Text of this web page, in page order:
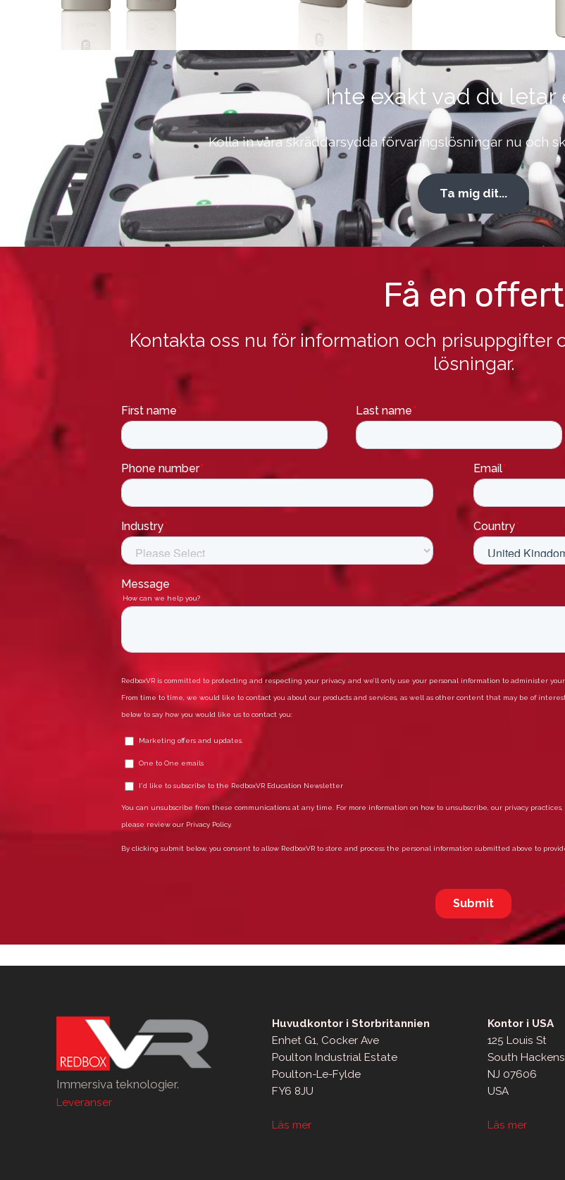
Inte exakt vad du letar
Kolla in våra skräddarsydda förvaringslösningar nu och
Ta mig dit...
Få en offert
Kontakta oss nu för information och prisuppgifter
lösningar.
Immersiva teknologier.
Leveranser
Huvudkontor i Storbritannien
Enhet G1, Cocker Ave
Poulton Industrial Estate
Poulton-Le-Fylde
FY6 8JU
Läs mer
Kontor i USA
125 Louis St
South
NJ 07606
USA
Läs mer